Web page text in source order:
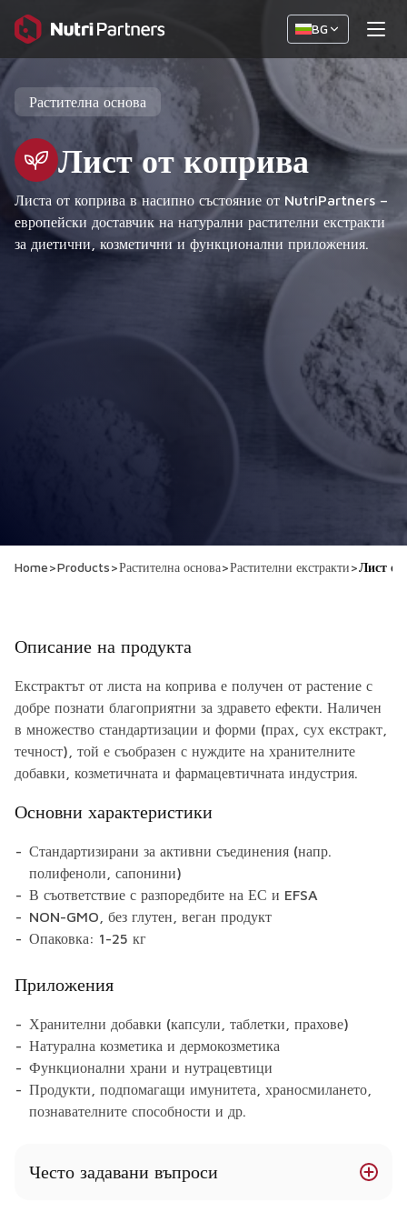
BG
Растителна основа
Лист от коприва
Листа от коприва в насипно състояние от NutriPartners –
европейски доставчик на натурални растителни екстракти
за диетични, козметични и функционални приложения.
Home>Products>Растителна основа>Растителни екстракти>Лист
Описание на продукта
Екстрактът от листа на коприва е получен от растение с
добре познати благоприятни за здравето ефекти. Наличен
в множество стандартизации и форми (прах, сух екстракт,
течност), той е съобразен с нуждите на хранителните
добавки, козметичната и фармацевтичната индустрия.
Основни характеристики
Стандартизирани за активни съединения (напр.
полифеноли, сапонини)
В съответствие с разпоредбите на ЕС и EFSA
NON-GMO, без глутен, веган продукт
Опаковка: 1-25 кг
Приложения
Хранителни добавки (капсули, таблетки, прахове)
Натурална козметика и дермокозметика
Функционални храни и нутрацевтици
Продукти, подпомагащи имунитета, храносмилането,
познавателните способности и др.
Често задавани въпроси